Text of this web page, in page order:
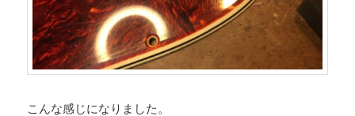
こんな感じになりました。